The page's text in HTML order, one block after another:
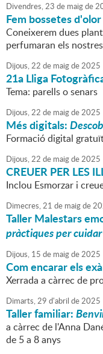
Divendres,23 de maigde
Fem bossetes d'olor
Coneixerem dues
perfumaran els
Dijous,22 de maigde2025
21a Lliga
Tema: parells o senars
Dijous,22 de maigde2025
Més digitals:
Formació digital
Dijous,22 de maigde2025
CREUER PER LES
Inclou Esmorzar i
Dimecres,21 de maigde
Taller Malestars
pràctiques per
Dijous, 15 de maigde2025
Com encarar els
Xerrada a càrrec de
Dimarts,29 d'abril de2025
Taller familiar:
a càrrec de l'Anna
de 5 a 8 anys